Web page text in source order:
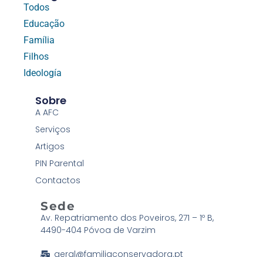
Todos
Educação
Família
Filhos
Ideología
Sobre
A AFC
Serviços
Artigos
PIN Parental
Contactos
Sede
Av. Repatriamento dos Poveiros, 271 – 1º B,
4490-404 Póvoa de Varzim
geral@familiaconservadora.pt